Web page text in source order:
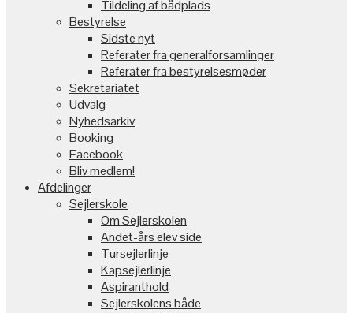
Tildeling af bådplads
Bestyrelse
Sidste nyt
Referater fra generalforsamlinger
Referater fra bestyrelsesmøder
Sekretariatet
Udvalg
Nyhedsarkiv
Booking
Facebook
Bliv medlem!
Afdelinger
Sejlerskole
Om Sejlerskolen
Andet-års elev side
Tursejlerlinje
Kapsejlerlinje
Aspiranthold
Sejlerskolens både